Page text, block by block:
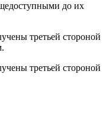
до их
третьей стороной
третьей стороной